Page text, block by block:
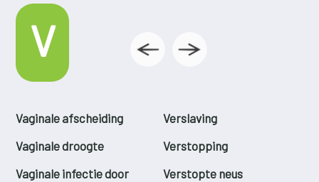
V
Vaginale afscheiding
Vaginale droogte
Vaginale infectie door
Verslaving
Verstopping
Verstopte neus